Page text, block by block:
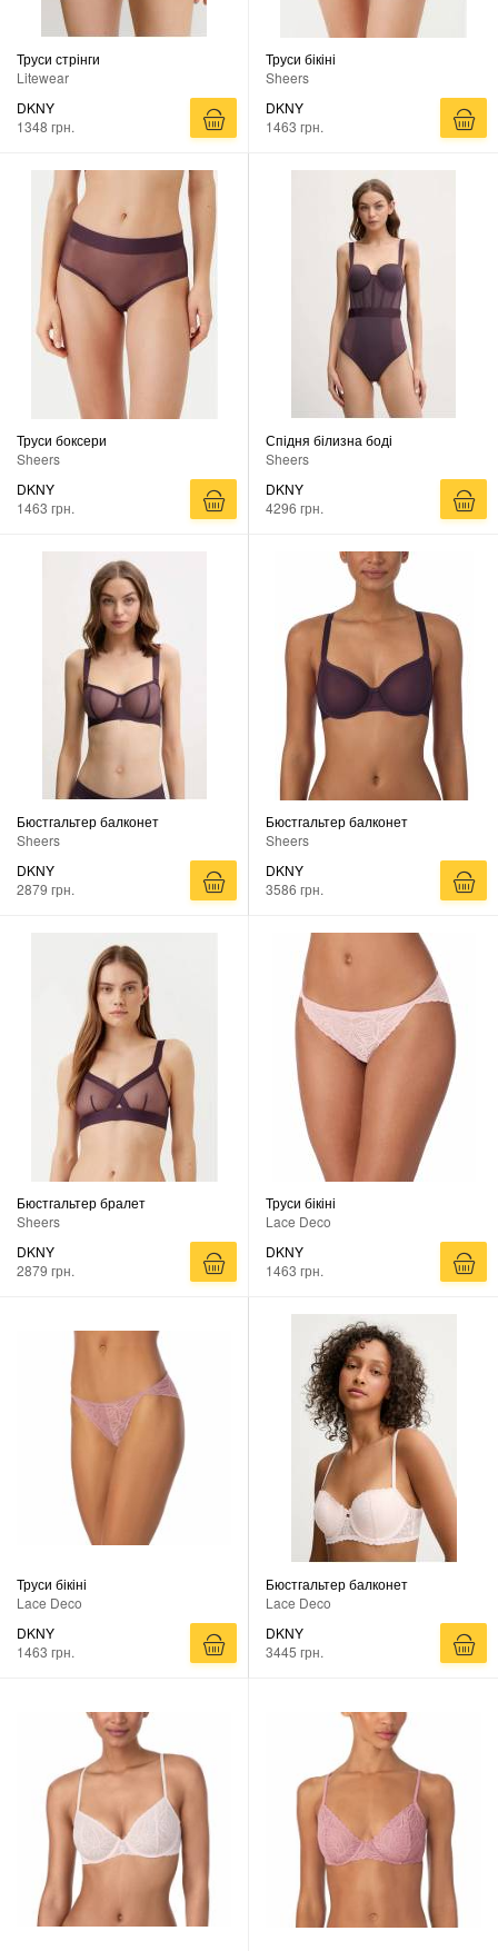
Труси стрінги
Litewear
DKNY
1348 грн.
Труси бікіні
Sheers
DKNY
1463 грн.
Труси боксери
Sheers
DKNY
1463 грн.
Спідня білизна боді
Sheers
DKNY
4296 грн.
Бюстгальтер балконет
Sheers
DKNY
2879 грн.
Бюстгальтер балконет
Sheers
DKNY
3586 грн.
Бюстгальтер бралет
Sheers
DKNY
2879 грн.
Труси бікіні
Lace Deco
DKNY
1463 грн.
Труси бікіні
Lace Deco
DKNY
1463 грн.
Бюстгальтер балконет
Lace Deco
DKNY
3445 грн.